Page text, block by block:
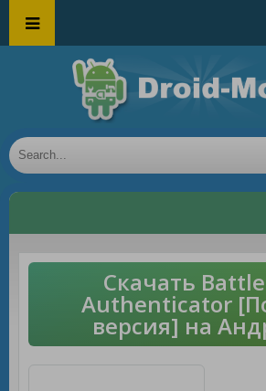
Скачать
Authenticator
версия] на